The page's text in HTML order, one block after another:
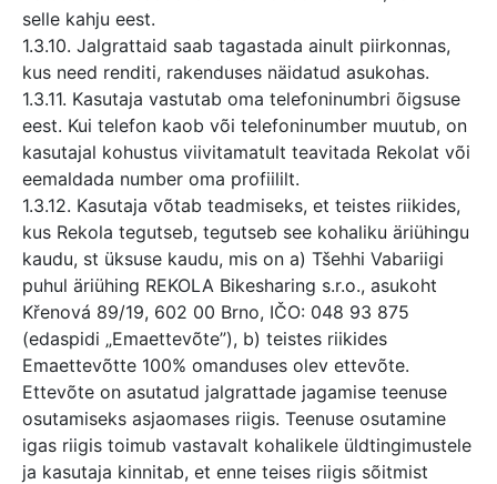
selle kahju eest.
1.3.10. Jalgrattaid saab tagastada ainult piirkonnas,
kus need renditi, rakenduses näidatud asukohas.
1.3.11. Kasutaja vastutab oma telefoninumbri õigsuse
eest. Kui telefon kaob või telefoninumber muutub, on
kasutajal kohustus viivitamatult teavitada Rekolat või
eemaldada number oma profiililt.
1.3.12. Kasutaja võtab teadmiseks, et teistes riikides,
kus Rekola tegutseb, tegutseb see kohaliku äriühingu
kaudu, st üksuse kaudu, mis on a) Tšehhi Vabariigi
puhul äriühing REKOLA Bikesharing s.r.o., asukoht
Křenová 89/19, 602 00 Brno, IČO: 048 93 875
(edaspidi „Emaettevõte”), b) teistes riikides
Emaettevõtte 100% omanduses olev ettevõte.
Ettevõte on asutatud jalgrattade jagamise teenuse
osutamiseks asjaomases riigis. Teenuse osutamine
igas riigis toimub vastavalt kohalikele üldtingimustele
ja kasutaja kinnitab, et enne teises riigis sõitmist